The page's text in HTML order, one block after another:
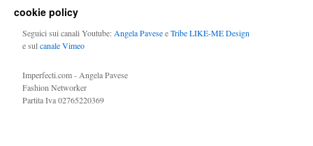
cookie policy
Seguici sui canali Youtube: Angela PaveseeTribe LIKE-ME Design
e sulcanale Vimeo
Imperfecti.com - Angela Pavese
Fashion Networker
Partita Iva 02765220369